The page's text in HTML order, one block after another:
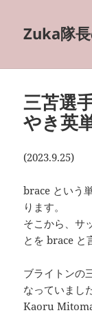
Zuka隊
三苫選
やき英
(2023.9.25)
brace という
ります。
そこから、サ
とを brace と
ブライトンの
なっていまし
Kaoru